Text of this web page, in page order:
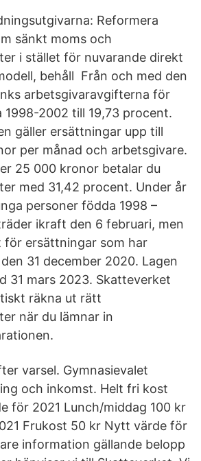
Reformera
sänkt moms och
i stället för nuvarande direkt
behåll Från och med den
arbetsgivaravgifterna för
1998-2002 till 19,73 procent.
gäller ersättningar upp till
per månad och arbetsgivare.
25 000 kronor betalar du
med 31,42 procent. Under år
personer födda 1998 –
ikraft den 6 februari, men
för ersättningar som har
31 december 2020. Lagen
31 mars 2023. Skatteverket
räkna ut rätt
när du lämnar in
varsel. Gymnasievalet
och inkomst. Helt fri kost
för 2021 Lunch/middag 100 kr
Frukost 50 kr Nytt värde för
information gällande belopp